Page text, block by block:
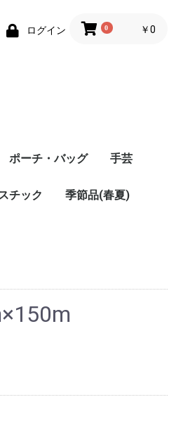
ログイン 0 ￥0
ポーチ・バッグ 手芸
チック 季節品(春夏)